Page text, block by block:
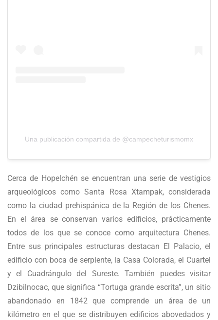
Una publicación compartida de @campecheturismomx
Cerca de Hopelchén se encuentran una serie de vestigios
arqueológicos como Santa Rosa Xtampak, considerada
como la ciudad prehispánica de la Región de los Chenes.
En el área se conservan varios edificios, prácticamente
todos de los que se conoce como arquitectura Chenes.
Entre sus principales estructuras destacan El Palacio, el
edificio con boca de serpiente, la Casa Colorada, el Cuartel
y el Cuadrángulo del Sureste. También puedes visitar
Dzibilnocac, que significa “Tortuga grande escrita”, un sitio
abandonado en 1842 que comprende un área de un
kilómetro en el que se distribuyen edificios abovedados y